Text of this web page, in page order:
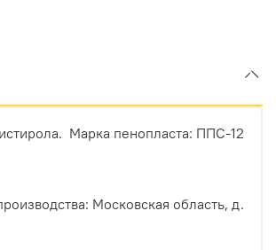
Марка пенопласта: ППС-12
Московская область, д.